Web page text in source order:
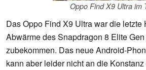
Oppo Find X9 Ultra im
Das Oppo Find X9 Ultra war die
Abwärme des Snapdragon 8 Elite
zubekommen. Das neue Android-
kann aber leider nicht an die